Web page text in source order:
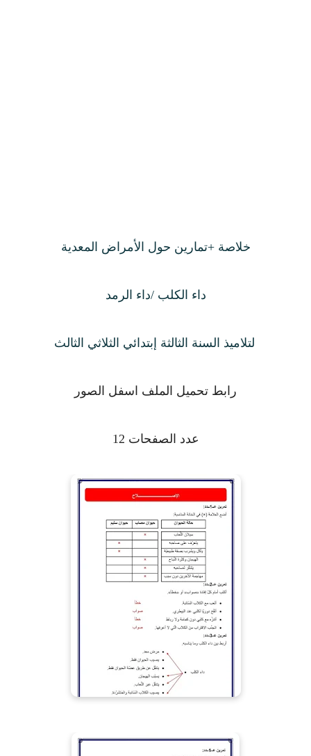
خلاصة +تمارين حول الأمراض المعدية
داء الكلب /داء الرمد
لتلاميذ السنة الثالثة إبتدائي الثلاثي الثالث
عدد الصفحات 12